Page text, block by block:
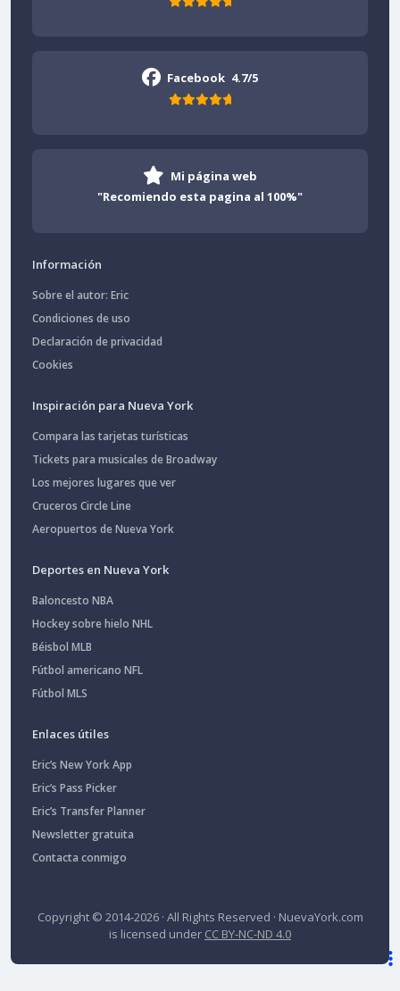
Facebook 4.7/5
Mi página web
"Recomiendo esta pagina al 100%"
Información
Sobre el autor: Eric
Condiciones de uso
Declaración de privacidad
Cookies
Inspiración para Nueva York
Compara las tarjetas turísticas
Tickets para musicales de Broadway
Los mejores lugares que ver
Cruceros Circle Line
Aeropuertos de Nueva York
Deportes en Nueva York
Baloncesto NBA
Hockey sobre hielo NHL
Béisbol MLB
Fútbol americano NFL
Fútbol MLS
Enlaces útiles
Eric’s New York App
Eric’s Pass Picker
Eric’s Transfer Planner
Newsletter gratuita
Contacta conmigo
Copyright © 2014-2026 · All Rights Reserved · NuevaYork.com
is licensed under CC BY-NC-ND 4.0